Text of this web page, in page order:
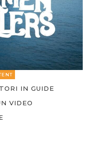
IN GUIDE
VIDEO